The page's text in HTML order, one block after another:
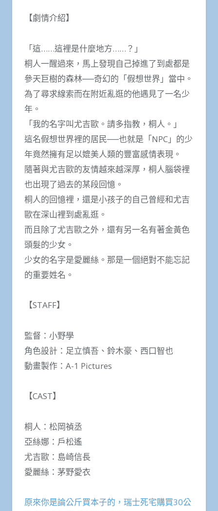
【劇情介紹】
「這……這裡是什麼地方……？」
桐人一醒過來，馬上發現自己掉進了到處都是
參天巨樹的森林──奇幻的「假想世界」當中。
為了尋求線索而在附近亂逛的他遇見了一名少
年。
「我的名字叫尤吉歐。請多指教，桐人。」
這名假想世界裡的居民──也就是「NPC」的少
年竟然擁有足以媲美人類的豐富感情表現。
隨著與尤吉歐的友情越來越深厚，桐人腦袋裡
也出現了過去的某段回憶。
桐人的回憶裡，還是小孩子的自己曾經和尤吉
歐在深山裡到處亂逛。
而且除了尤吉歐之外，還有另一名有著金黃色
頭髮的少女。
少女的名字是愛麗絲。那是一個絕對不能忘記
的重要姓名。
【STAFF】
監督：小野學
角色設計：足立慎吾、鈴木豪、西口智也
動畫製作：A-1 Pictures
【CAST】
桐人：松岡禎丞
亞絲娜：戶松遙
尤吉歐：島崎信長
愛麗絲：茅野愛衣
原來你是論公斤買本子的，瑞士死宅購買30公